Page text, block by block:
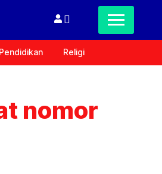
Pendidikan Religi
nomor